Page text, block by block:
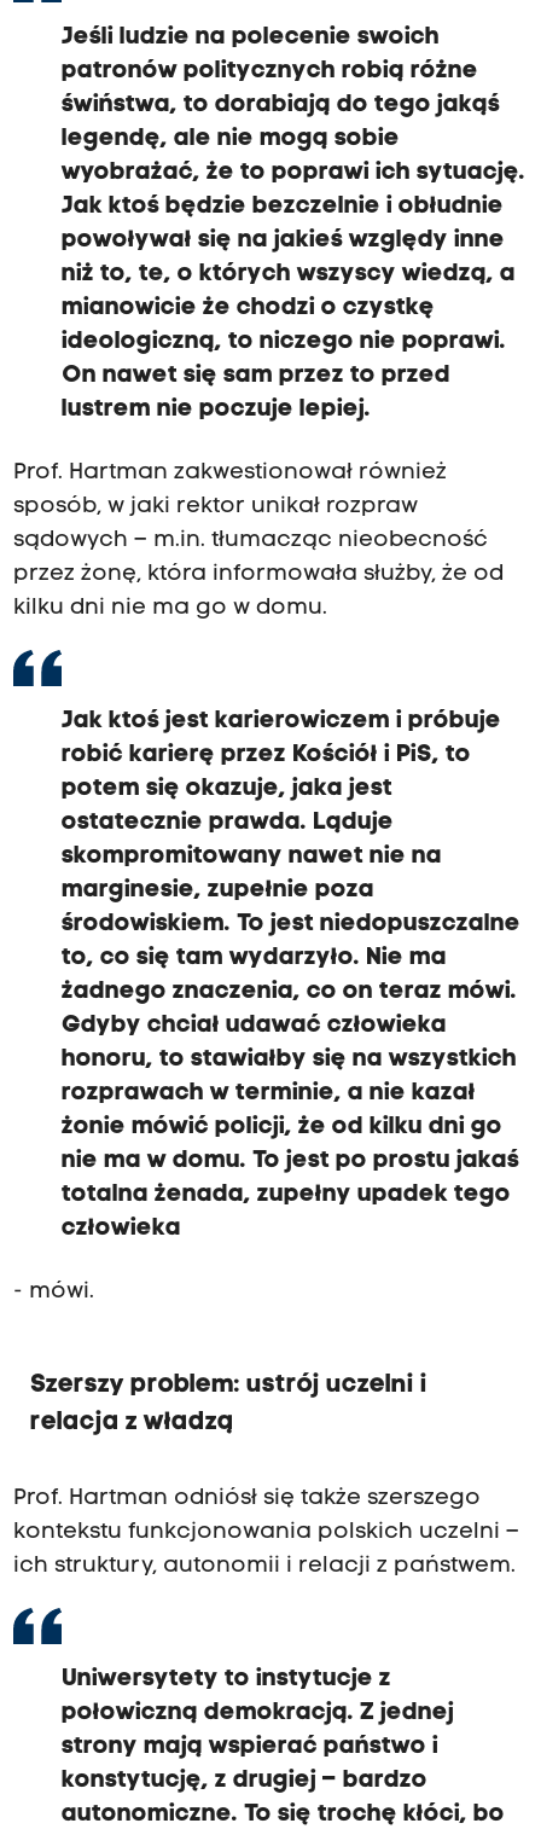
Jeśli ludzie na polecenie swoich
patronów politycznych robią różne
świństwa, to dorabiają do tego jakąś
legendę, ale nie mogą sobie
wyobrażać, że to poprawi ich sytuację.
Jak ktoś będzie bezczelnie i obłudnie
powoływał się na jakieś względy inne
niż to, te, o których wszyscy wiedzą, a
mianowicie że chodzi o czystkę
ideologiczną, to niczego nie poprawi.
On nawet się sam przez to przed
lustrem nie poczuje lepiej.
Prof. Hartman zakwestionował również
sposób, w jaki rektor unikał rozpraw
sądowych – m.in. tłumacząc nieobecność
przez żonę, która informowała służby, że od
kilku dni nie ma go w domu.
Jak ktoś jest karierowiczem i próbuje
robić karierę przez Kościół i PiS, to
potem się okazuje, jaka jest
ostatecznie prawda. Ląduje
skompromitowany nawet nie na
marginesie, zupełnie poza
środowiskiem. To jest niedopuszczalne
to, co się tam wydarzyło. Nie ma
żadnego znaczenia, co on teraz mówi.
Gdyby chciał udawać człowieka
honoru, to stawiałby się na wszystkich
rozprawach w terminie, a nie kazał
żonie mówić policji, że od kilku dni go
nie ma w domu. To jest po prostu jakaś
totalna żenada, zupełny upadek tego
człowieka
- mówi.
Szerszy problem: ustrój uczelni i
relacja z władzą
Prof. Hartman odniósł się także szerszego
kontekstu funkcjonowania polskich uczelni –
ich struktury, autonomii i relacji z państwem.
Uniwersytety to instytucje z
połowiczną demokracją. Z jednej
strony mają wspierać państwo i
konstytucję, z drugiej – bardzo
autonomiczne. To się trochę kłóci, bo